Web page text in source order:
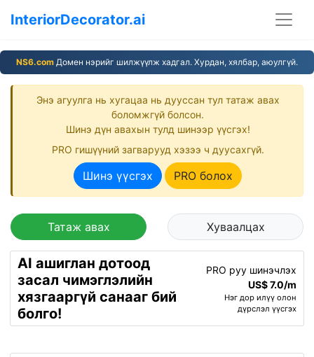
InteriorDecorator.ai
NS6.com Домен нэрийг шилжүүлж хадгал. Хурдан, хялбар, аюулгүй.
Энэ агуулга нь хугацаа нь дууссан тул татаж авах
боломжгүй болсон.
Шинэ дүн авахын тулд шинээр үүсгэх!
PRO гишүүний загварууд хэзээ ч дуусахгүй.
Шинэ үүсгэх PRO болох
Татаж авах Хуваалцах
AI ашиглан дотоод
засал чимэглэлийн
хязгааргүй санааг бий
болго!
PRO руу шинэчлэх
US$ 7.0/m
Нэг дор илүү олон
дүрслэл үүсгэх